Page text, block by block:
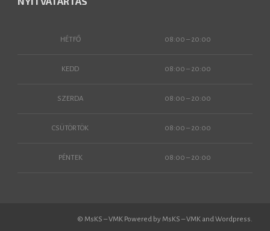
HÉTFŐ 08:00 – 20:00
KEDD 08:00 – 20:00
SZERDA 08:00 – 20:00
CSÜTÖRTÖK 08:00 – 20:00
PÉNTEK 08:00 – 20:00
© MsKS – VMK Powered by MsKS – VMK and Wordpress.